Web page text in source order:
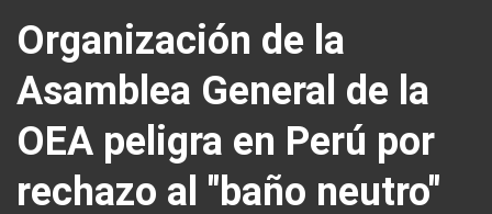
Organización de la
Asamblea General de la
OEA peligra en Perú por
rechazo al "baño neutro"